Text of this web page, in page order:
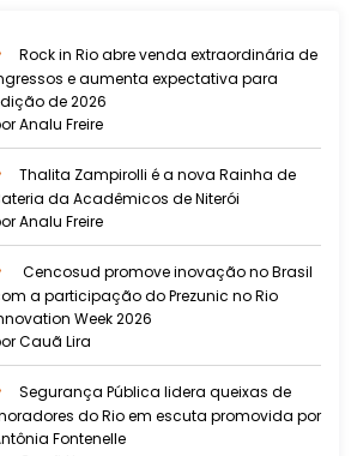
Rock in Rio abre venda extraordinária de
e aumenta expectativa para
de 2026
Analu Freire
Thalita Zampirolli é a nova Rainha de
da Acadêmicos de Niterói
Analu Freire
Cencosud promove inovação no Brasil
a participação do Prezunic no Rio
Week 2026
Cauã Lira
​Segurança Pública lidera queixas de
do Rio em escuta promovida por
Fontenelle